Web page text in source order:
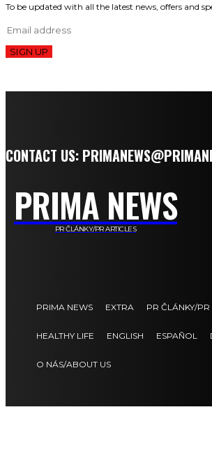
To be updated with all the latest news, offers and
SIGN UP
CONTACT US:
PRIMA NEWS
PR ČLÁNKY/PR ARTICLES
PRIMA NEWS EXTRA PR ČLÁNKY/PR
HEALTHY LIFE ENGLISH ESPAÑOL
O NÁS/ABOUT US